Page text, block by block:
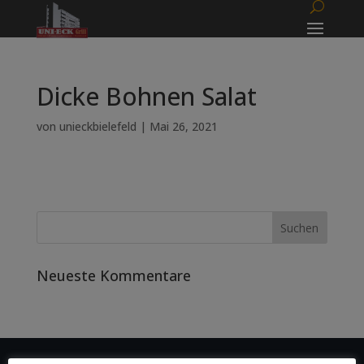
Dicke Bohnen Salat
von unieckbielefeld | Mai 26, 2021
Neueste Kommentare